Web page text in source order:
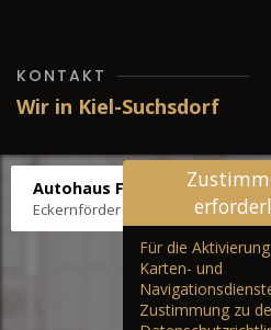
KONTAKT
Wir in Kiel-Suchsdorf
Autohaus Fräter
Eckernförder Str. /Klausbrooker
Für die
Karten- und
Zustimmung zu